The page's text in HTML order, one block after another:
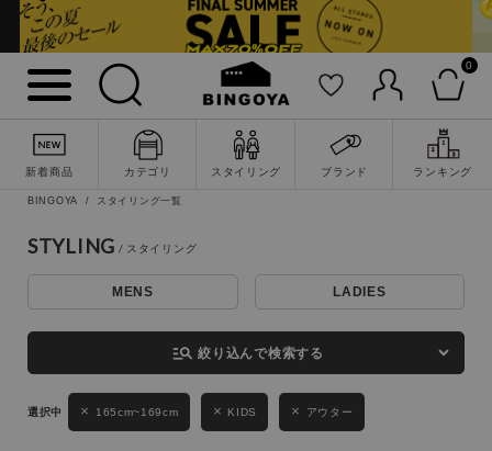
0
新着商品 カテゴリ スタイリング ブランド ランキング
詳細検索
BINGOYA スタイリング一覧
STYLING
MENS LADIES
manage_search 絞り込んで検索する
165cm~169cm KIDS アウター